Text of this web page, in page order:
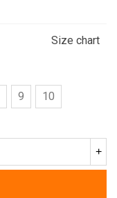
Size chart
9 10
+